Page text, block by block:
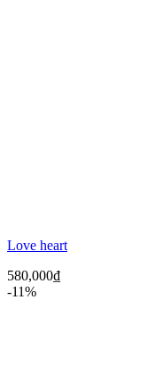
Love heart
580,000₫
-11%